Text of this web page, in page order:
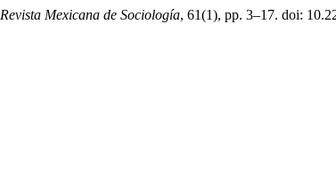
Revista Mexicana de Sociología, 61(1), pp. 3–17. doi: